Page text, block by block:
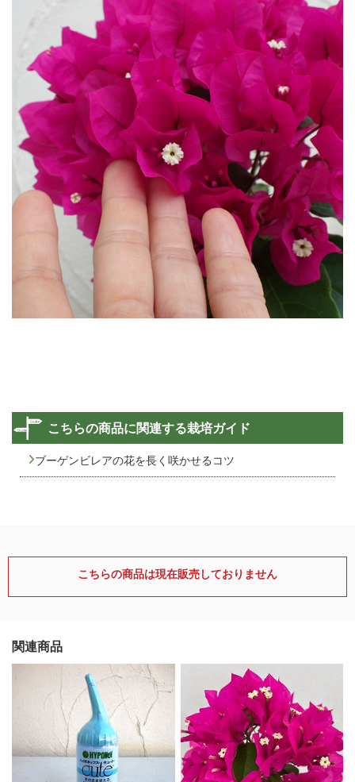
こちらの商品に関連する栽培ガイド
ブーゲンビレアの花を長く咲かせるコツ
こちらの商品は現在販売しておりません
関連商品